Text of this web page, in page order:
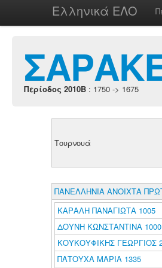
Ελληνικά ΕΛΟ
Περίοδος 2010B : 1750 -> 1675
Τουρνουά
ΠΑΝΕΛΛΗΝΙΑ ΑΝΟΙΧΤΑ
ΚΑΡΑΛΗ ΠΑΝΑΓΙΩΤΑ 1005
ΔΟΥΝΗ ΚΩΝΣΤΑΝΤΙΝΑ 1000
ΚΟΥΚΟΥΦΙΚΗΣ ΓΕΩΡΓΙΟΣ
ΠΑΤΟΥΧΑ ΜΑΡΙΑ 1335